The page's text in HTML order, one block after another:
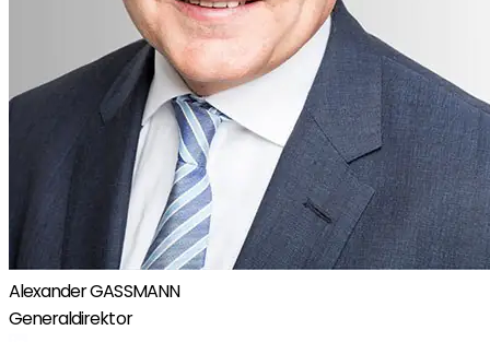
Alexander GASSMANN
Generaldirektor